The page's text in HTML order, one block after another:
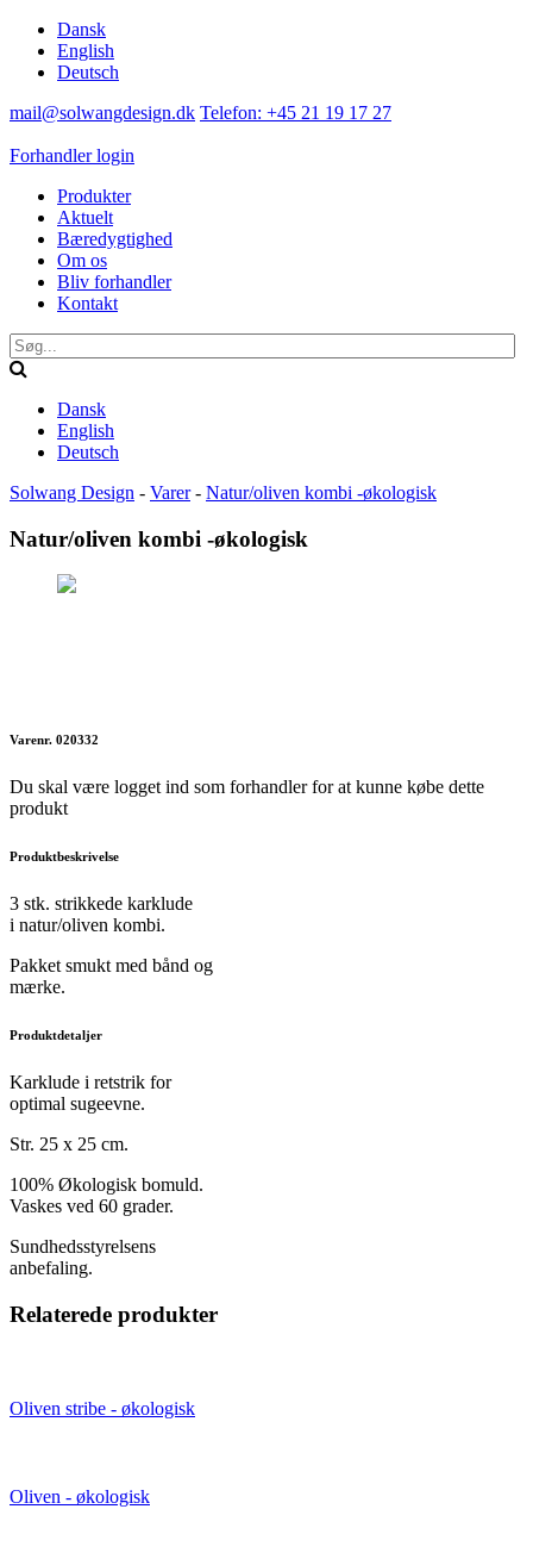
Dansk
English
Deutsch
mail@solwangdesign.dk Telefon: +45 21 19 17 27
Forhandler login
Produkter
Aktuelt
Bæredygtighed
Om os
Bliv forhandler
Kontakt
Dansk
English
Deutsch
Solwang Design - Varer- Natur/oliven kombi -økologisk
Natur/oliven kombi -økologisk
Varenr. 020332
Du skal være logget ind som forhandler for at kunne købe dette
produkt
Produktbeskrivelse
3 stk. strikkede karklude
i natur/oliven kombi.
Pakket smukt med bånd og
mærke.
Produktdetaljer
Karklude i retstrik for
optimal sugeevne.
Str. 25 x 25 cm.
100% Økologisk bomuld.
Vaskes ved 60 grader.
Sundhedsstyrelsens
anbefaling.
Relaterede produkter
Oliven stribe - økologisk
Oliven - økologisk